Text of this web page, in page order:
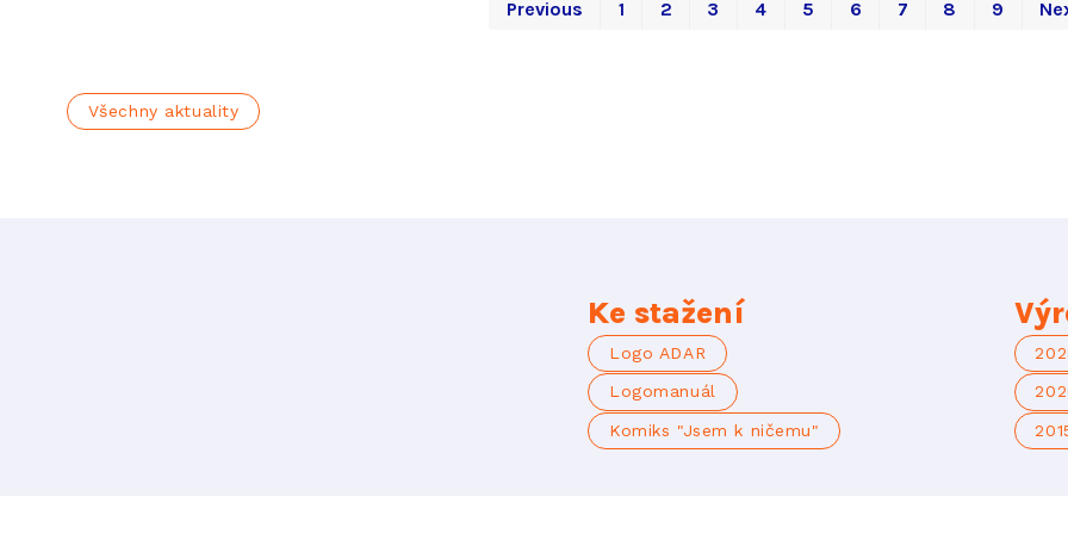
Previous 1 2 3 4 5 6 7 8 9
Všechny aktuality
Ke stažení
Logo ADAR
Logomanuál
Komiks "Jsem k ničemu"